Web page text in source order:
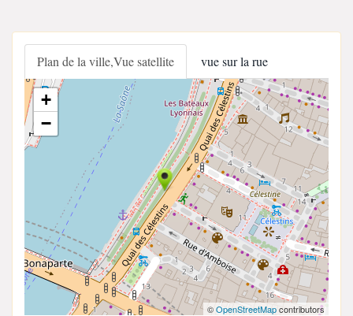
Plan de la ville,Vue satellite vue sur la rue
+
−
©OpenStreetMapcontributors